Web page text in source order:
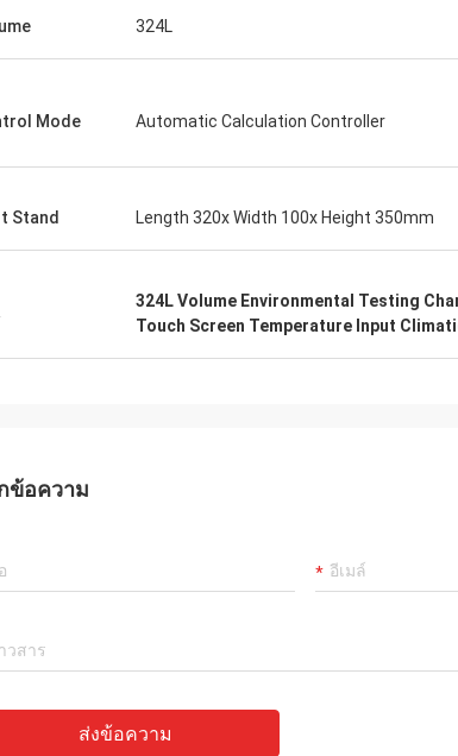
ารของผู้ขายเป็นความคิดเห็นมาก,
งในเวลาที่ถูกต้องในการสอบถาม
ะการจัดส่งซึ่งทําให้ผมรู้สึกมั่นใจมาก
ต่างกันจริงๆ คื
เยี่ยมมากทีมงา
ฝึกฝนการติดตั้
สนใจประสบก
มั่นที่จะช่วย
324L
Mode Automatic Calculation Controller
Stand Length 320x Width 100x Height 350mm
324L Volume Environmental Testing
Touch Screen Temperature Input
ข้อความ
ส่งข้อความ